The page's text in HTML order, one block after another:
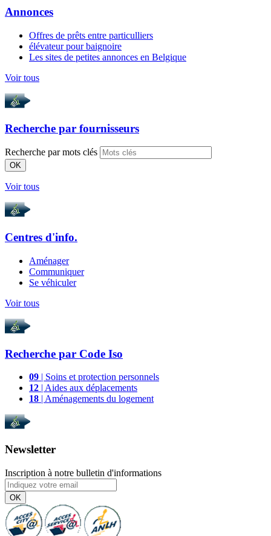
Annonces
Offres de prêts entre particulliers
élévateur pour baignoire
Les sites de petites annonces en Belgique
Voir tous
Recherche par fournisseurs
Recherche par mots clés
OK
Voir tous
Centres d'info.
Aménager
Communiquer
Se véhiculer
Voir tous
Recherche par Code Iso
09 | Soins et protection personnels
12 | Aides aux déplacements
18 | Aménagements du logement
Newsletter
Inscription à notre bulletin d'informations
OK